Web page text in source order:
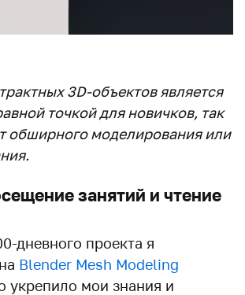
3D-объектов является
точкой для новичков, так
обширного моделирования или
занятий и чтение
дневного проекта я
Blender Mesh Modeling
укрепило мои знания и